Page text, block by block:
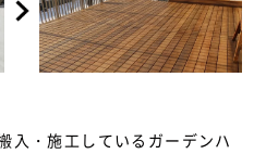
入・施工しているガーデンハ